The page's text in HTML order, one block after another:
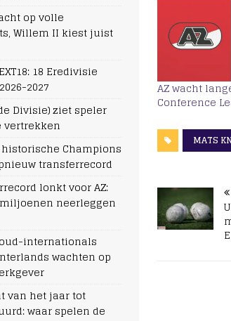
AZ wacht
Conference
MATS
op volle
Willem II kiest juist
18 Eredivisie
2027
Divisie) ziet speler
vertrekken
historische Champions
transferrecord
lonkt voor AZ:
neerleggen
internationals
wachten op
van het jaar tot
waar spelen de